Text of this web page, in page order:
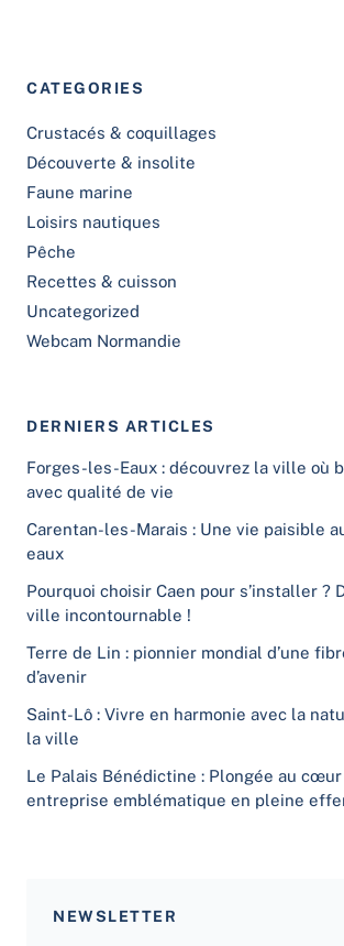
CATEGORIES
Crustacés & coquillages
Découverte & insolite
Faune marine
Loisirs nautiques
Pêche
Recettes & cuisson
Uncategorized
Webcam Normandie
DERNIERS ARTICLES
Forges-les-Eaux : découvrez la ville où
avec qualité de vie
Carentan-les-Marais : Une vie paisible
eaux
Pourquoi choisir Caen pour s’installer ?
ville incontournable !
Terre de Lin : pionnier mondial d’une
d’avenir
Saint-Lô : Vivre en harmonie avec la
la ville
Le Palais Bénédictine : Plongée au cœur
entreprise emblématique en pleine
NEWSLETTER